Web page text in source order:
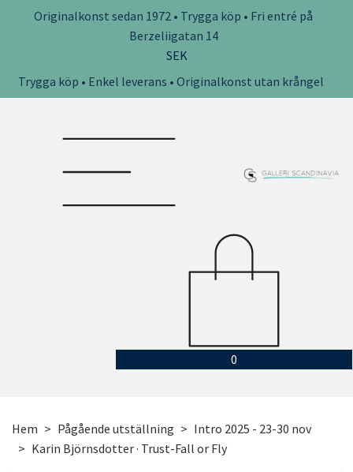
Originalkonst sedan 1972 • Trygga köp • Fri entré på
Berzeliigatan 14
SEK
Trygga köp • Enkel leverans • Originalkonst utan krångel
0
Hem Pågående utställning
Intro 2025 - 23-30 nov
Karin Björnsdotter · Trust-Fall or Fly